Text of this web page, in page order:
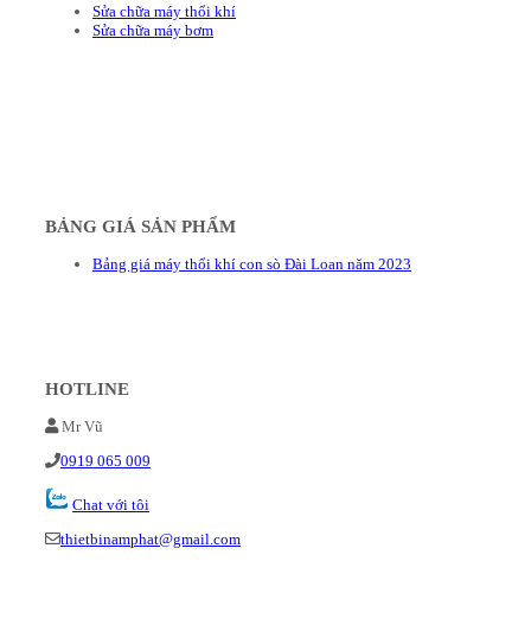
Sửa chữa máy thổi khí
Sửa chữa máy bơm
BẢNG GIÁ SẢN PHẨM
Bảng giá máy thổi khí con sò Đài Loan năm 2023
HOTLINE
Mr Vũ
0919 065 009
Chat với tôi
thietbinamphat@gmail.com